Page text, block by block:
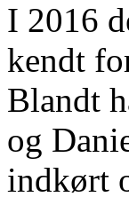
I 2016
kendt
Blandt
og
indkørt